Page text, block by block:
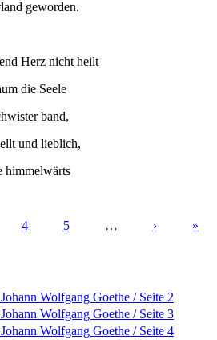
geworden.
Herz nicht heilt
die Seele
band,
und lieblich,
himmelwärts
4 5 … ›
»
Wolfgang Goethe / Seite 2
Wolfgang Goethe / Seite 3
Wolfgang Goethe / Seite 4